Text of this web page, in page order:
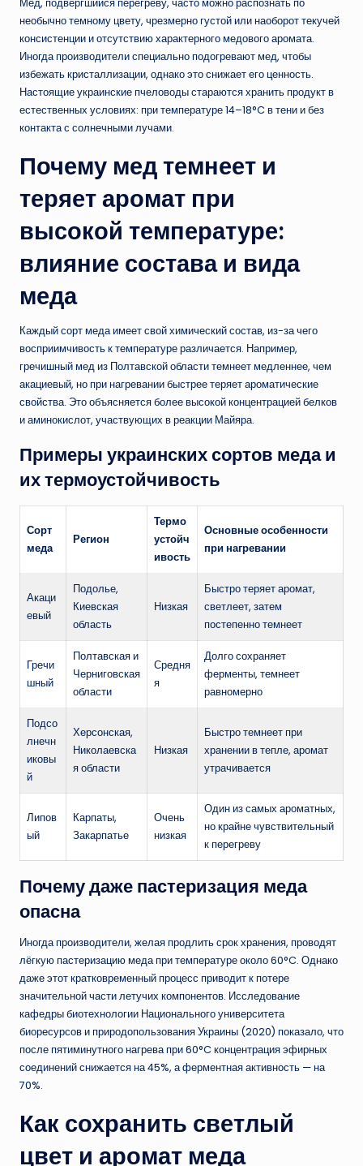
Мед, подвергшийся перегреву, часто можно распознать по
необычно темному цвету, чрезмерно густой или наоборот текучей
консистенции и отсутствию характерного медового аромата.
Иногда производители специально подогревают мед, чтобы
избежать кристаллизации, однако это снижает его ценность.
Настоящие украинские пчеловоды стараются хранить продукт в
естественных условиях: при температуре 14–18°C в тени и без
контакта с солнечными лучами.
Почему мед темнеет и
теряет аромат при
высокой температуре:
влияние состава и вида
меда
Каждый сорт меда имеет свой химический состав, из-за чего
восприимчивость к температуре различается. Например,
гречишный мед из Полтавской области темнеет медленнее, чем
акациевый, но при нагревании быстрее теряет ароматические
свойства. Это объясняется более высокой концентрацией белков
и аминокислот, участвующих в реакции Майяра.
Примеры украинских сортов меда и
их термоустойчивость
Сорт
меда
Регион
Термо
устойч
ивость
Основные особенности
при нагревании
Акаци
евый
Подолье,
Киевская
область
Низкая
Быстро теряет аромат,
светлеет, затем
постепенно темнеет
Гречи
шный
Полтавская и
Черниговская
области
Средня
я
Долго сохраняет
ферменты, темнеет
равномерно
Подсо
лнечн
иковы
й
Херсонская,
Николаевска
я области
Низкая
Быстро темнеет при
хранении в тепле, аромат
утрачивается
Липов
ый
Карпаты,
Закарпатье
Очень
низкая
Один из самых ароматных,
но крайне чувствительный
к перегреву
Почему даже пастеризация меда
опасна
Иногда производители, желая продлить срок хранения, проводят
лёгкую пастеризацию меда при температуре около 60°C. Однако
даже этот кратковременный процесс приводит к потере
значительной части летучих компонентов. Исследование
кафедры биотехнологии Национального университета
биоресурсов и природопользования Украины (2020) показало, что
после пятиминутного нагрева при 60°C концентрация эфирных
соединений снижается на 45%, а ферментная активность — на
70%.
Как сохранить светлый
цвет и аромат меда